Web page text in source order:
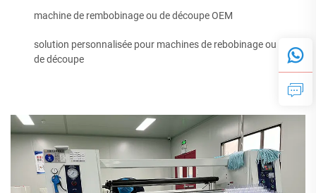
machine de rembobinage ou de découpe OEM
solution personnalisée pour machines de rebobinage ou
de découpe